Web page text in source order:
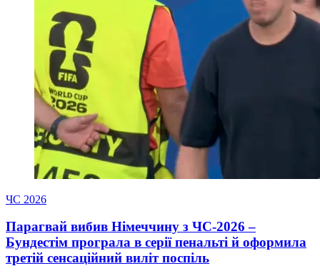
ЧС 2026
Парагвай вибив Німеччину з ЧС-2026 –
Бундестім програла в серії пенальті й оформила
третій сенсаційний виліт поспіль